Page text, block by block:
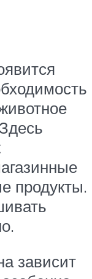
продукты.
зависит